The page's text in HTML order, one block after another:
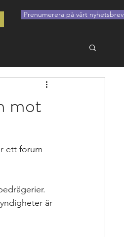
Prenumerera på vårt nyhetsbrev
mot
ett forum
är